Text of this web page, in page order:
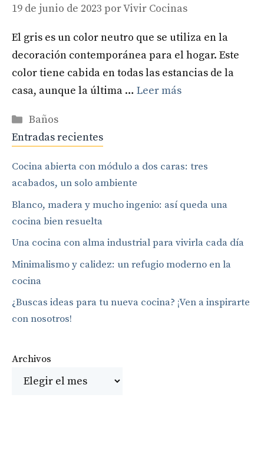
19 de junio de 2023 porVivir Cocinas
El gris es un color neutro que se utiliza en la
decoración contemporánea para el hogar. Este
color tiene cabida en todas las estancias de la
casa, aunque la última … Leer más
Categorías
Baños
Entradas recientes
Cocina abierta con módulo a dos caras: tres
acabados, un solo ambiente
Blanco, madera y mucho ingenio: así queda una
cocina bien resuelta
Una cocina con alma industrial para vivirla cada día
Minimalismo y calidez: un refugio moderno en la
cocina
¿Buscas ideas para tu nueva cocina? ¡Ven a inspirarte
con nosotros!
Archivos